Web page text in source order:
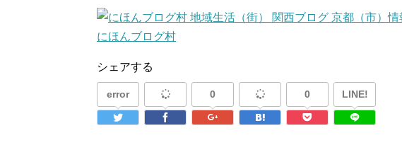
にほんブログ村
シェアする
error 0 0 LINE!